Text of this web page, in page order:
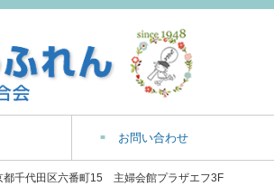
お問い合わせ
都千代田区六番町15 主婦会館プラザエフ3F